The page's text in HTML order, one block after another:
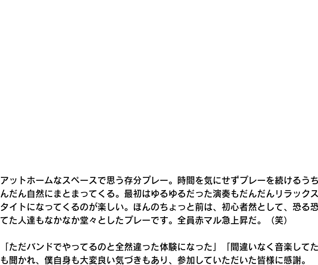
アットホームなスペースで思う存分プレー。時間を気にせずプレーを続けるう
んだん自然にまとまってくる。最初はゆるゆるだった演奏もだんだんリラック
タイトになってくるのが楽しい。ほんのちょっと前は、初心者然として、恐る
てた人達もなかなか堂々としたプレーです。全員赤マル急上昇だ。（笑）
「ただバンドでやってるのと全然違った体験になった」「間違いなく音楽して
も聞かれ、僕自身も大変良い気づきもあり、参加していただいた皆様に感謝。